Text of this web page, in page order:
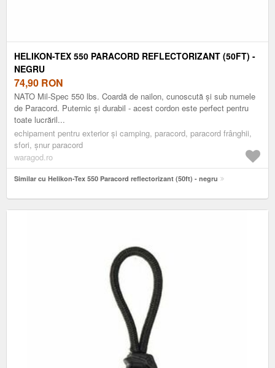
HELIKON-TEX 550 PARACORD REFLECTORIZANT (50FT) -
NEGRU
74,90 RON
NATO Mil-Spec 550 lbs. Coardă de nailon, cunoscută și sub numele
de Paracord. Puternic și durabil - acest cordon este perfect pentru
toate lucrăril...
echipament pentru exterior și camping, paracord, paracord frânghii,
sfori, șnur paracord
waragod.ro
Similar cu Helikon-Tex 550 Paracord reflectorizant (50ft) - negru